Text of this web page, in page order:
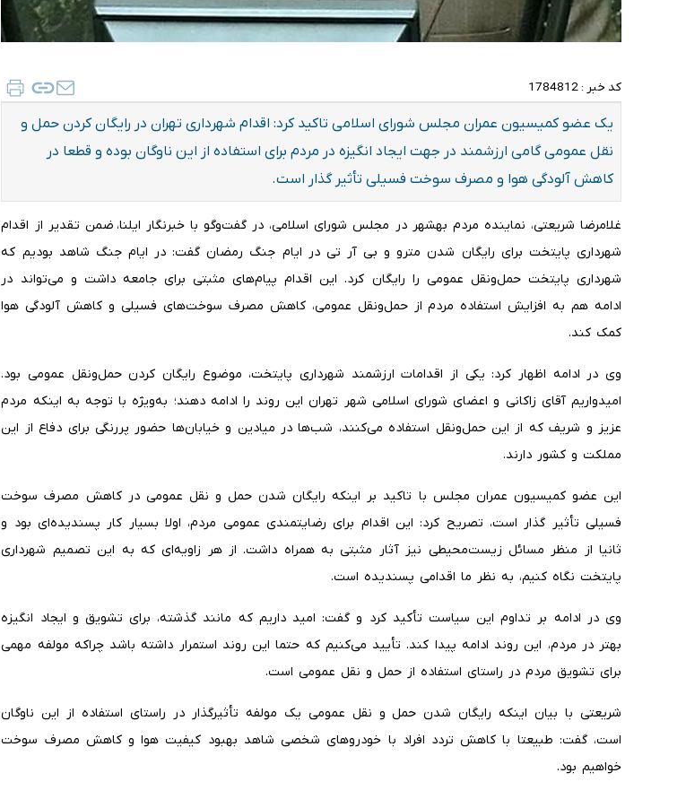
کد خبر : 1784812
یک عضو کمیسیون عمران مجلس شورای اسلامی تاکید کرد: اقدام شهرداری تهران در رایگان کردن حمل و
نقل عمومی گامی ارزشمند در جهت ایجاد انگیزه در مردم برای استفاده از این ناوگان بوده و قطعا در
کاهش آلودگی هوا و مصرف سوخت فسیلی تأثیر گذار است.
غلامرضا شریعتی، نماینده مردم بهشهر در مجلس شورای اسلامی، در گفت‌وگو با خبرنگار ایلنا، ضمن تقدیر از اقدام
شهرداری پایتخت برای رایگان شدن مترو و بی آر تی در ایام جنگ رمضان گفت: در ایام جنگ شاهد بودیم که
شهرداری پایتخت حمل‌ونقل عمومی را رایگان کرد. این اقدام پیام‌های مثبتی برای جامعه داشت و می‌تواند در
ادامه هم به افزایش استفاده مردم از حمل‌ونقل عمومی، کاهش مصرف سوخت‌های فسیلی و کاهش آلودگی هوا
کمک کند.
وی در ادامه اظهار کرد: یکی از اقدامات ارزشمند شهرداری پایتخت، موضوع رایگان کردن حمل‌ونقل عمومی بود.
امیدواریم آقای زاکانی و اعضای شورای اسلامی شهر تهران این روند را ادامه دهند؛ به‌ویژه با توجه به اینکه مردم
عزیز و شریف که از این حمل‌ونقل استفاده می‌کنند، شب‌ها در میادین و خیابان‌ها حضور پررنگی برای دفاع از این
مملکت و کشور دارند.
این عضو کمیسیون عمران مجلس با تاکید بر اینکه رایگان شدن حمل و نقل عمومی در کاهش مصرف سوخت
فسیلی تأثیر گذار است، تصریح کرد: این اقدام برای رضایتمندی عمومی مردم، اولا بسیار کار پسندیده‌ای بود و
ثانیا از منظر مسائل زیست‌محیطی نیز آثار مثبتی به همراه داشت. از هر زاویه‌ای که به این تصمیم شهرداری
پایتخت نگاه کنیم، به نظر ما اقدامی پسندیده است.
وی در ادامه بر تداوم این سیاست تأکید کرد و گفت: امید داریم که مانند گذشته، برای تشویق و ایجاد انگیزه
بهتر در مردم، این روند ادامه پیدا کند. تأیید می‌کنیم که حتما این روند استمرار داشته باشد چراکه مولفه مهمی
برای تشویق مردم در راستای استفاده از حمل و نقل عمومی است.
شریعتی با بیان اینکه رایگان شدن حمل و نقل عمومی یک مولفه تأثیرگذار در راستای استفاده از این ناوگان
است، گفت: طبیعتا با کاهش تردد افراد با خودروهای شخصی شاهد بهبود کیفیت هوا و کاهش مصرف سوخت
خواهیم بود.